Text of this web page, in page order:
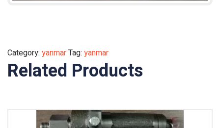
Category: yanmarTag: yanmar
Related Products